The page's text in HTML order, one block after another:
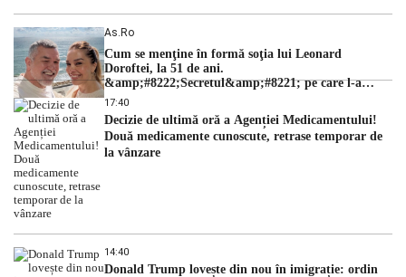
As.ro
Cum se menţine în formă soţia lui Leonard
Doroftei, la 51 de ani.
&amp;#8222;Secretul&amp;#8221; pe care l-a
dezvăluit
17:40
Decizie de ultimă oră a Agenției Medicamentului!
Două medicamente cunoscute, retrase temporar de
la vânzare
14:40
Donald Trump lovește din nou în imigrație: ordin